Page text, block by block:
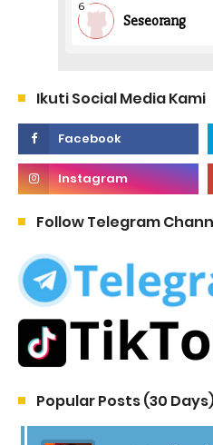
Ikuti Social Media Kami
Follow Telegram
Popular Posts (30